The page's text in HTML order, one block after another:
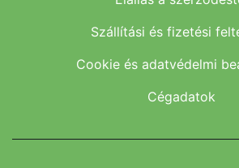
Szállítási és fizetési
Cookie és adatvédelmi
Cégadatok